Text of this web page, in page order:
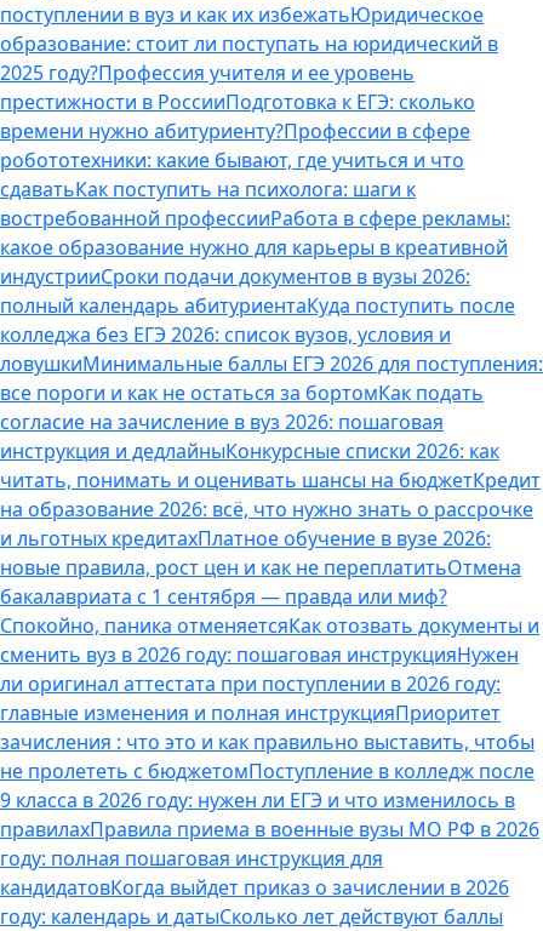
поступлении в вуз и как их избежатьЮридическое
образование: стоит ли поступать на юридический в
2025 году?Профессия учителя и ее уровень
престижности в РоссииПодготовка к ЕГЭ: сколько
времени нужно абитуриенту?Профессии в сфере
робототехники: какие бывают, где учиться и что
сдаватьКак поступить на психолога: шаги к
востребованной профессииРабота в сфере рекламы:
какое образование нужно для карьеры в креативной
индустрииСроки подачи документов в вузы 2026:
полный календарь абитуриентаКуда поступить после
колледжа без ЕГЭ 2026: список вузов, условия и
ловушкиМинимальные баллы ЕГЭ 2026 для поступления:
все пороги и как не остаться за бортомКак подать
согласие на зачисление в вуз 2026: пошаговая
инструкция и дедлайныКонкурсные списки 2026: как
читать, понимать и оценивать шансы на бюджетКредит
на образование 2026: всё, что нужно знать о рассрочке
и льготных кредитахПлатное обучение в вузе 2026:
новые правила, рост цен и как не переплатитьОтмена
бакалавриата с 1 сентября — правда или миф?
Спокойно, паника отменяетсяКак отозвать документы и
сменить вуз в 2026 году: пошаговая инструкцияНужен
ли оригинал аттестата при поступлении в 2026 году:
главные изменения и полная инструкцияПриоритет
зачисления : что это и как правильно выставить, чтобы
не пролететь с бюджетомПоступление в колледж после
9 класса в 2026 году: нужен ли ЕГЭ и что изменилось в
правилахПравила приема в военные вузы МО РФ в 2026
году: полная пошаговая инструкция для
кандидатовКогда выйдет приказ о зачислении в 2026
году: календарь и датыСколько лет действуют баллы